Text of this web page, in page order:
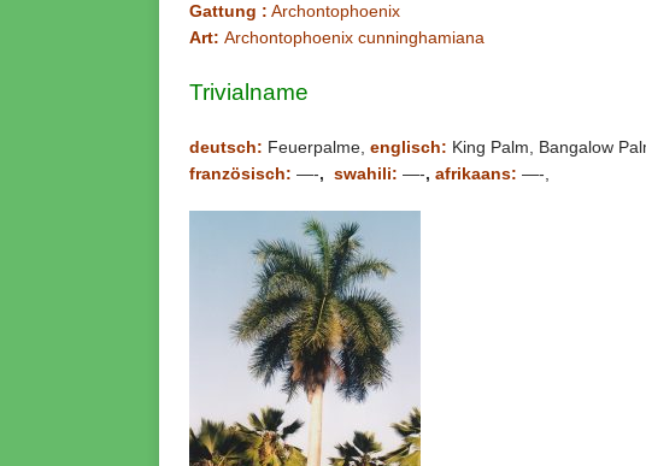
Gattung : Archontophoenix
Art: Archontophoenix cunninghamiana
Trivialname
deutsch: Feuerpalme, englisch: King Palm, Bangalow
französisch: —-, swahili: —-, afrikaans: —-,